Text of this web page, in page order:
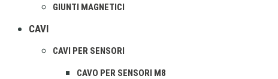
GIUNTI MAGNETICI
CAVI
CAVI PER SENSORI
CAVO PER SENSORI M8